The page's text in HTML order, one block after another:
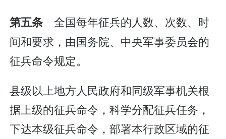
第五条 全国每年征兵的人数、次数、时
间和要求，由国务院、中央军事委员会的
征兵命令规定。
县级以上地方人民政府和同级军事机关根
据上级的征兵命令，科学分配征兵任务，
下达本级征兵命令，部署本行政区域的征